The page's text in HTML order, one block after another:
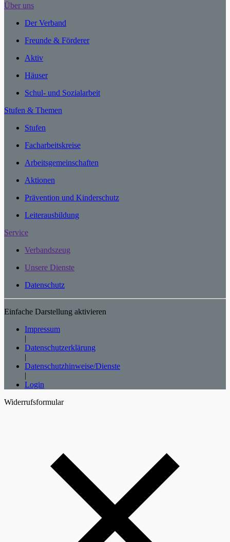
Über uns
Der Verband
Freunde & Förderer
Aktiv
Häuser
Schul- und Sozialarbeit
Stufen & Themen
Stufen
Facharbeitskreise
Arbeitsgemeinschaften
Aktionen
Prävention und Kinderschutz
Leiterausbildung
Service
Verbandszeug
Unsere Dienste
Datenschutz
Einfache Darstellung aktivieren
Impressum
|
Datenschutzerklärung
|
Datenschutzhinweise/Dienste
|
Login
Widerrufsformular